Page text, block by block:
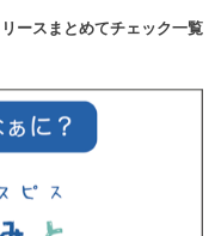
ースまとめてチェック一覧